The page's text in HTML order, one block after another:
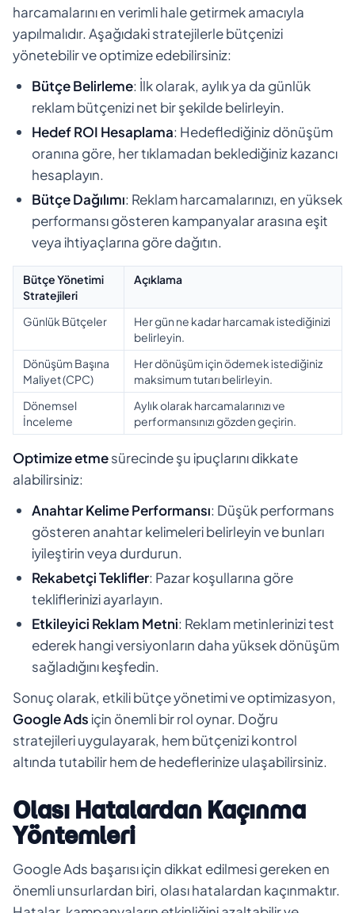
harcamalarını en verimli hale getirmek amacıyla
yapılmalıdır. Aşağıdaki stratejilerle bütçenizi
yönetebilir ve optimize edebilirsiniz:
Bütçe Belirleme: İlk olarak, aylık ya da günlük
reklam bütçenizi net bir şekilde belirleyin.
Hedef ROI Hesaplama: Hedeflediğiniz dönüşüm
oranına göre, her tıklamadan beklediğiniz kazancı
hesaplayın.
Bütçe Dağılımı: Reklam harcamalarınızı, en yüksek
performansı gösteren kampanyalar arasına eşit
veya ihtiyaçlarına göre dağıtın.
Bütçe Yönetimi
Stratejileri
Açıklama
Günlük Bütçeler
Her gün ne kadar harcamak istediğinizi
belirleyin.
Dönüşüm Başına
Maliyet (CPC)
Her dönüşüm için ödemek istediğiniz
maksimum tutarı belirleyin.
Dönemsel
İnceleme
Aylık olarak harcamalarınızı ve
performansınızı gözden geçirin.
Optimize etmesürecinde şu ipuçlarını dikkate
alabilirsiniz:
Anahtar Kelime Performansı: Düşük performans
gösteren anahtar kelimeleri belirleyin ve bunları
iyileştirin veya durdurun.
Rekabetçi Teklifler: Pazar koşullarına göre
tekliflerinizi ayarlayın.
Etkileyici Reklam Metni: Reklam metinlerinizi test
ederek hangi versiyonların daha yüksek dönüşüm
sağladığını keşfedin.
Sonuç olarak, etkili bütçe yönetimi ve optimizasyon,
Google Adsiçin önemli bir rol oynar. Doğru
stratejileri uygulayarak, hem bütçenizi kontrol
altında tutabilir hem de hedeflerinize ulaşabilirsiniz.
Olası Hatalardan Kaçınma
Yöntemleri
Google Ads başarısı için dikkat edilmesi gereken en
önemli unsurlardan biri, olası hatalardan kaçınmaktır.